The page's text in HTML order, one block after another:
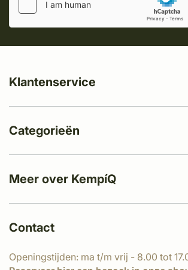
Meer over KempíQ
Klantenservice
Categorieën
Contact
Openingstijden: ma t/m vrij - 8.00 tot